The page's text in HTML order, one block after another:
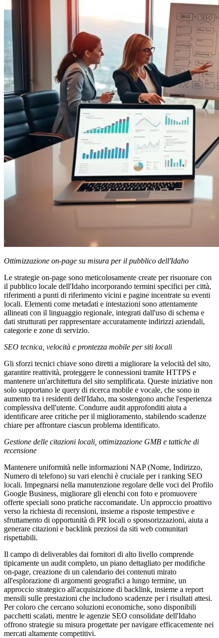
Ottimizzazione on-page su misura per il pubblico dell'Idaho
Le strategie on-page sono meticolosamente create per risuonare con
il pubblico locale dell'Idaho incorporando termini specifici per città,
riferimenti a punti di riferimento vicini e pagine incentrate su eventi
locali. Elementi come metadati e intestazioni sono attentamente
allineati con il linguaggio regionale, integrati dall'uso di schema e
dati strutturati per rappresentare accuratamente indirizzi aziendali,
categorie e zone di servizio.
SEO tecnica, velocità e prontezza mobile per siti locali
Gli sforzi tecnici chiave sono diretti a migliorare la velocità del sito,
garantire reattività, proteggere le connessioni tramite HTTPS e
mantenere un'architettura del sito semplificata. Queste iniziative non
solo supportano le query di ricerca mobile e vocale, che sono in
aumento tra i residenti dell'Idaho, ma sostengono anche l'esperienza
complessiva dell'utente. Condurre audit approfonditi aiuta a
identificare aree critiche per il miglioramento, stabilendo scadenze
chiare per affrontare ciascun problema identificato.
Gestione delle citazioni locali, ottimizzazione GMB e tattiche di
recensione
Mantenere uniformità nelle informazioni NAP (Nome, Indirizzo,
Numero di telefono) su vari elenchi è cruciale per i ranking SEO
locali. Impegnarsi nella manutenzione regolare delle voci del Profilo
Google Business, migliorare gli elenchi con foto e promuovere
offerte speciali sono pratiche raccomandate. Un approccio proattivo
verso la richiesta di recensioni, insieme a risposte tempestive e
sfruttamento di opportunità di PR locali o sponsorizzazioni, aiuta a
generare citazioni e backlink preziosi da siti web comunitari
rispettabili.
Il campo di deliverables dai fornitori di alto livello comprende
tipicamente un audit completo, un piano dettagliato per modifiche
on-page, creazione di un calendario dei contenuti mirato
all'esplorazione di argomenti geografici a lungo termine, un
approccio strategico all'acquisizione di backlink, insieme a report
mensili sulle prestazioni che includono scadenze per i risultati attesi.
Per coloro che cercano soluzioni economiche, sono disponibili
pacchetti scalati, mentre le agenzie SEO consolidate dell'Idaho
offrono strategie su misura progettate per navigare efficacemente nei
mercati altamente competitivi.